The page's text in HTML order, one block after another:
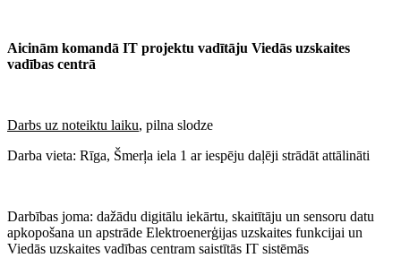
Aicinām komandā IT projektu vadītāju Viedās uzskaites
vadības centrā
Darbs uz noteiktu laiku, pilna slodze
Darba vieta: Rīga, Šmerļa iela 1 ar iespēju daļēji strādāt attālināti
Darbības joma: dažādu digitālu iekārtu, skaitītāju un sensoru datu
apkopošana un apstrāde Elektroenerģijas uzskaites funkcijai un
Viedās uzskaites vadības centram saistītās IT sistēmās